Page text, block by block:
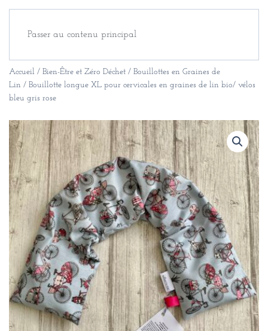
Passer au contenu principal
Accueil / Bien-Être et Zéro Déchet / Bouillottes en Graines de
Lin / Bouillotte longue XL pour cervicales en graines de lin bio/ vélos
bleu gris rose